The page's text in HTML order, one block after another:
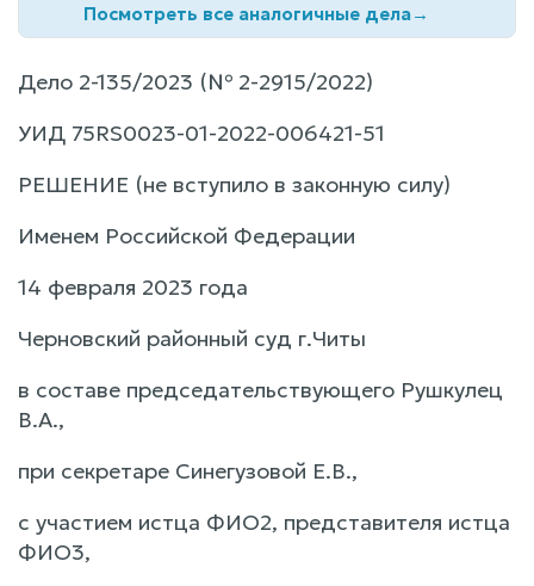
Посмотреть все аналогичные дела→
Дело 2-135/2023 (№ 2-2915/2022)
УИД 75RS0023-01-2022-006421-51
РЕШЕНИЕ (не вступило в законную силу)
Именем Российской Федерации
14 февраля 2023 года
Черновский районный суд г.Читы
в составе председательствующего Рушкулец
В.А.,
при секретаре Синегузовой Е.В.,
с участием истца ФИО2, представителя истца
ФИО3,